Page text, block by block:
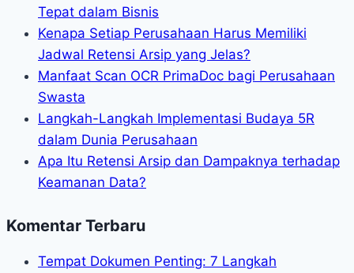
Tepat dalam Bisnis
Kenapa Setiap Perusahaan Harus Memiliki
Jadwal Retensi Arsip yang Jelas?
Manfaat Scan OCR PrimaDoc bagi Perusahaan
Swasta
Langkah-Langkah Implementasi Budaya 5R
dalam Dunia Perusahaan
Apa Itu Retensi Arsip dan Dampaknya terhadap
Keamanan Data?
Komentar Terbaru
Tempat Dokumen Penting: 7 Langkah